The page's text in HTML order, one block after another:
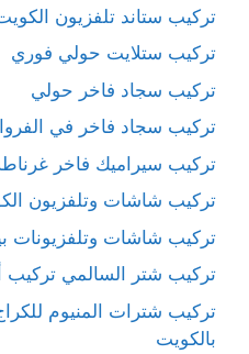
تركيب ستاند تلفزيون
تركيب ستلايت حولي فوري
تركيب سجاد فاخر حولي
تركيب سجاد فاخر في
تركيب سيراميك فاخر
تركيب شاشات وتلفزيون
تركيب شاشات وتلفزيونات
تركيب شتر السالمي تركيب
تركيب شترات المنيوم
بالكويت